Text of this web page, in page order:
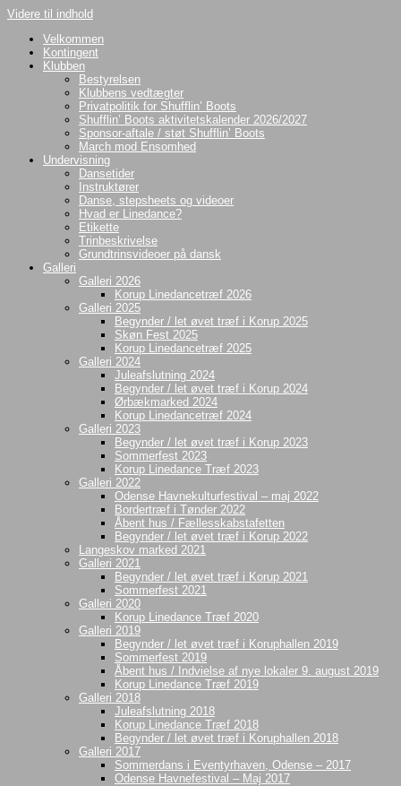
Videre til indhold
Velkommen
Kontingent
Klubben
Bestyrelsen
Klubbens vedtægter
Privatpolitik for Shufflin’ Boots
Shufflin’ Boots aktivitetskalender 2026/2027
Sponsor-aftale / støt Shufflin’ Boots
March mod Ensomhed
Undervisning
Dansetider
Instruktører
Danse, stepsheets og videoer
Hvad er Linedance?
Etikette
Trinbeskrivelse
Grundtrinsvideoer på dansk
Galleri
Galleri 2026
Korup Linedancetræf 2026
Galleri 2025
Begynder / let øvet træf i Korup 2025
Skøn Fest 2025
Korup Linedancetræf 2025
Galleri 2024
Juleafslutning 2024
Begynder / let øvet træf i Korup 2024
Ørbækmarked 2024
Korup Linedancetræf 2024
Galleri 2023
Begynder / let øvet træf i Korup 2023
Sommerfest 2023
Korup Linedance Træf 2023
Galleri 2022
Odense Havnekulturfestival – maj 2022
Bordertræf i Tønder 2022
Åbent hus / Fællesskabstafetten
Begynder / let øvet træf i Korup 2022
Langeskov marked 2021
Galleri 2021
Begynder / let øvet træf i Korup 2021
Sommerfest 2021
Galleri 2020
Korup Linedance Træf 2020
Galleri 2019
Begynder / let øvet træf i Koruphallen 2019
Sommerfest 2019
Åbent hus / Indvielse af nye lokaler 9. august 2019
Korup Linedance Træf 2019
Galleri 2018
Juleafslutning 2018
Korup Linedance Træf 2018
Begynder / let øvet træf i Koruphallen 2018
Galleri 2017
Sommerdans i Eventyrhaven, Odense – 2017
Odense Havnefestival – Maj 2017